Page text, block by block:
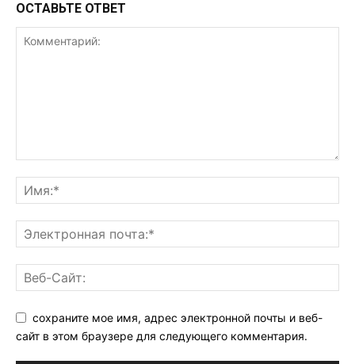
ОСТАВЬТЕ ОТВЕТ
сохраните мое имя, адрес электронной почты и веб-
сайт в этом браузере для следующего комментария.